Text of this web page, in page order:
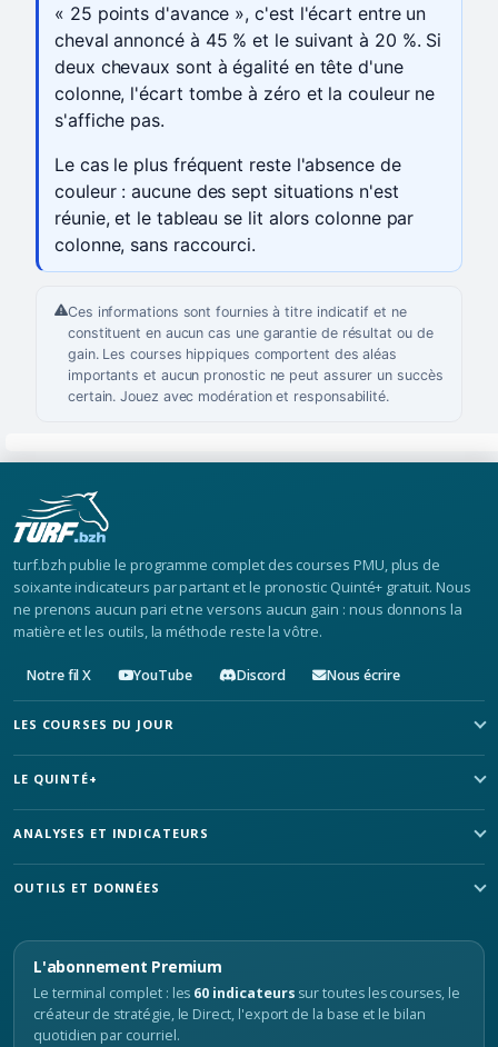
« 25 points d'avance », c'est l'écart entre un
cheval annoncé à 45 % et le suivant à 20 %. Si
deux chevaux sont à égalité en tête d'une
colonne, l'écart tombe à zéro et la couleur ne
s'affiche pas.
Le cas le plus fréquent reste l'absence de
couleur : aucune des sept situations n'est
réunie, et le tableau se lit alors colonne par
colonne, sans raccourci.
Ces informations sont fournies à titre indicatif et ne
constituent en aucun cas une garantie de résultat ou de
gain. Les courses hippiques comportent des aléas
importants et aucun pronostic ne peut assurer un succès
certain. Jouez avec modération et responsabilité.
turf.bzh publie le programme complet des courses PMU, plus de
soixante indicateurs par partant et le pronostic Quinté+ gratuit. Nous
ne prenons aucun pari et ne versons aucun gain : nous donnons la
matière et les outils, la méthode reste la vôtre.
Notre fil X YouTube Discord Nous écrire
LES COURSES DU JOUR
LE QUINTÉ+
ANALYSES ET INDICATEURS
OUTILS ET DONNÉES
L'abonnement Premium
Le terminal complet : les 60 indicateurs sur toutes les courses, le
créateur de stratégie, le Direct, l'export de la base et le bilan
quotidien par courriel.